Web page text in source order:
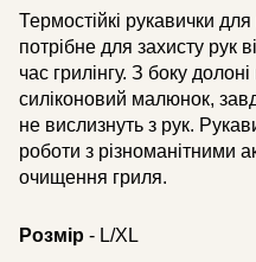
Термостійкі рукавички
потрібне для захисту рук
час грилінгу. З боку
силіконовий малюнок,
не вислизнуть з рук.
роботи з різноманітними
очищення гриля.
Розмір - L/XL